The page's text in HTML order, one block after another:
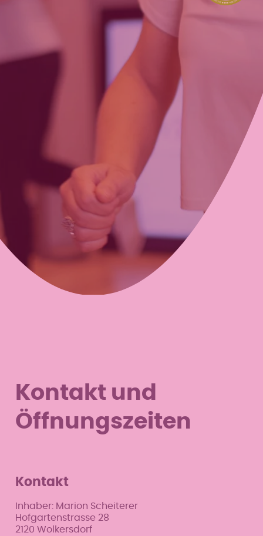
Kontakt und
Öffnungszeiten
Kontakt
Inhaber: Marion Scheiterer
Hofgartenstrasse 28
2120 Wolkersdorf